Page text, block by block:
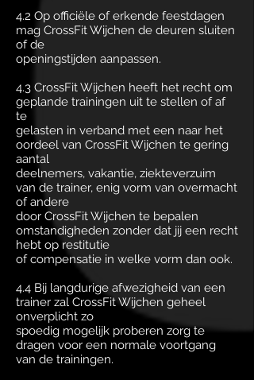
4.2 Op officiële of erkende feestdagen
mag CrossFit Wijchen de deuren sluiten
of de
openingstijden aanpassen.
4.3 CrossFit Wijchen heeft het recht om
geplande trainingen uit te stellen of af
te
gelasten in verband met een naar het
oordeel van CrossFit Wijchen te gering
aantal
deelnemers, vakantie, ziekteverzuim
van de trainer, enig vorm van overmacht
of andere
door CrossFit Wijchen te bepalen
omstandigheden zonder dat jij een recht
hebt op restitutie
of compensatie in welke vorm dan ook.
4.4 Bij langdurige afwezigheid van een
trainer zal CrossFit Wijchen geheel
onverplicht zo
spoedig mogelijk proberen zorg te
dragen voor een normale voortgang
van de trainingen.